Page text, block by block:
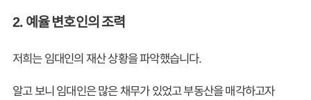
2. 예율 변호인의 조력
저희는 임대인의 재산 상황을 파악했습니다.
알고 보니 임대인은 많은 채무가 있었고 부동산을 매각하고자